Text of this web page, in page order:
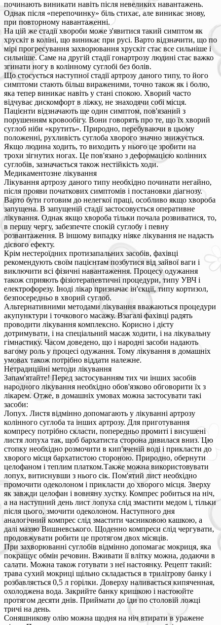
починають виникати навіть після невеликих навантажень.
Однак після «перепочинку» біль стихає, але виникає знову,
при повторному навантаженні.
На цій же стадії хвороби може з'явитися такий симптом як
хрускіт в коліні, що виникає при русі. Варто відзначити, що по
мірі прогресування захворювання хрускіт стає все сильніше і
сильніше. Саме на другій стадії гонартрозу людині стає важко
згинати ногу в колінному суглобі без болів.
Що стосується наступної стадії артрозу даного типу, то його
симптоми стають більш вираженими, точно також як і болю,
яка тепер виникає навіть у стані спокою. Хворий часто
відчуває дискомфорт в ліжку, не знаходячи собі місця.
Пацієнти відзначають ще один симптом, пов'язаний з
порушенням кровообігу. Вони говорять про те, що їх хворий
суглоб ніби «крутить». Природно, перебуваючи в цьому
положенні, рухливість суглоба хворого значно знижується.
Якщо людина ходить, то виходить у нього це зробити на
трохи зігнутих ногах. Це пов'язано з деформацією колінних
суглобів, зазначається також нестійкість ходи.
Медикаментозне лікування
Лікування артрозу даного типу необхідно починати негайно,
після прояви початкових симптомів і постановки діагнозу.
Варто бути готовим до нелегкої праці, особливо якщо хвороба
запущена. В запущеній стадії застосовується оперативне
лікування. Однак якщо хвороба тільки почала розвиватися, то,
в першу чергу, забезпечте спокій суглобу і певну
розвантаження. В іншому випадку ніяке лікування не надасть
дієвого ефекту.
Крім нестероїдних протизапальних засобів, фахівці
рекомендують своїм пацієнтам позбутися від зайвої ваги і
виключити всі фізичні навантаження. Процесу одужання
також сприяють фізіотерапевтичні процедури, типу УВЧ і
електрофорезу. Іноді лікар призначає ін'єкції, типу кортизол,
безпосередньо в хворий суглоб.
Альтернативними методами лікування вважаються процедури
акупунктури і точкового масажу. Взагалі фахівці радять
проводити лікування комплексно. Корисно і дієту
дотримувати, і на спеціальний масаж ходити, і на лікувальну
гімнастику. Часом доведено, що і народні засоби надають
вагому роль у процесі одужання. Тому лікування в домашніх
умовах також потрібно віддати належне.
Нетрадиційні методи лікування
Запам'ятайте! Перед застосуванням тих чи інших засобів
народного лікування необхідно обов'язково обговорити їх з
лікарем. Отже, в домашніх умовах можна застосувати такі
засоби:
Лопух. Листя відмінно допомагають у лікуванні артрозу
колінного суглоба та інших артрозу. Для приготування
компресу потрібно скласти, попередньо промиті і висушені
листя лопуха так, щоб бархатиста сторона дивилася вниз. Цю
стопку необхідно розмочити в кип'яченій воді і прикласти до
хворого місця бархатистою стороною. Природно, обернути
целофаном і теплим платком.Также можна використовувати
лопух, витиснувши з нього сік. Пом'ятий лист необхідно
промочити одеколоном і прикласти до хворого місця. Зверху
як завжди целофан і вовняну хустку. Компрес робиться на ніч,
а на наступний день лист лопуха слід змастити медом і, тільки
після цього, змочити одеколоном. Наступного дня
аналогічний компрес слід змастити часниковою кашкою, а
далі маззю Вишневського. Щоденно компреси слід чергувати,
продовжувати робити це протягом двох місяців.
При захворюванні суглобів відмінно допомагає мокриця, яка
покращує обмін речовин. Вживати її влітку можна, додаючи в
салати. Можна також готувати з неї настоянку. Рецепт такий:
трава сухий мокриці щільно складається в трилітрову банку і
розбавляється 0,5 л горілки. Доверху наливається кипяченная,
охолоджена вода. Закрийте банку кришкою і настоюйте
протягом десяти днів. Приймати до їди по столовій ложці
тричі на день.
Соняшникову олію можна щодня на ніч втирати в уражене